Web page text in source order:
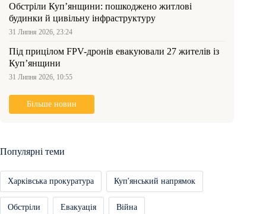
Обстріли Куп’янщини: пошкоджено житлові
будинки й цивільну інфраструктуру
31 Липня 2026, 23:24
Під прицілом FPV-дронів евакуювали 27 жителів із
Куп’янщини
31 Липня 2026, 10:55
Більше новин
Популярні теми
Харківська прокуратура Куп'янський напрямок
Обстріли Евакуація Війна